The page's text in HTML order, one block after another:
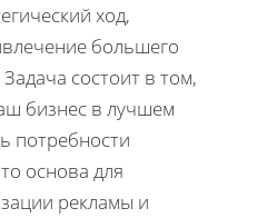
ход,
большего
состоит в том,
бизнес в лучшем
потребности
основа для
рекламы и